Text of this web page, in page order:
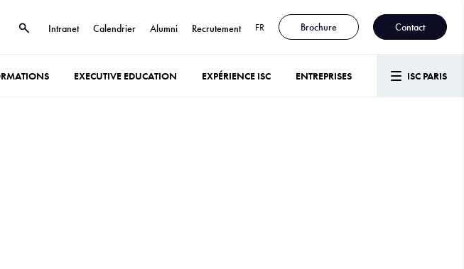
Intranet Calendrier Alumni Recrutement FR Brochure Contact
EXECUTIVE EDUCATION EXPÉRIENCE ISC ENTREPRISES ISC PARIS